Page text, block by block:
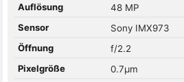
Auflösung
48 MP
Sensor
Sony IMX973
Öffnung
f/2.2
Pixelgröße
0.7µm